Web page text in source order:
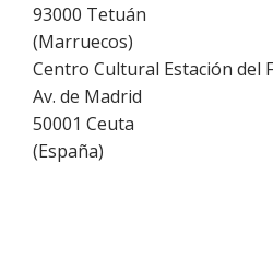
93000 Tetuán
(Marruecos)
Centro Cultural Estación del
Av. de Madrid
50001 Ceuta
(España)